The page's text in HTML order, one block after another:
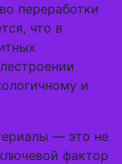
переработки
что в
и
— это не
фактор